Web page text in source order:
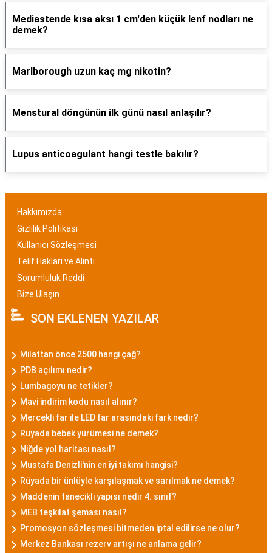
Mediastende kısa aksı 1 cm'den küçük lenf nodları ne
demek?
Marlborough uzun kaç mg nikotin?
Menstural döngünün ilk günü nasıl anlaşılır?
Lupus anticoagulant hangi testle bakılır?
Hakkımızda
Gizlilik Politikası
Kullanıcı Sözleşmesi
Telif Hakları ve Alıntı
Sorumluluk Reddi
Bize Ulaşın
SON EKLENEN YAZILAR
Milattan önce 2500 hangi çağ?
PDB açılımı nedir?
Lumbagoyu ne tetikler?
Mavi indirim kodu nasıl alınır?
Mercekli far ile LED far arasındaki fark nedir?
Rüyada bebek yürümesi ne demek?
Niğde yol haritası nasıl?
Mustafa Denizli'nin en iyi takımı hangisi?
Rüyada bir ünlüyle karşılaşmak ve sarılmak ne demek?
Maddenin tanecikli yapısı nedir 4. sınıf?
MEB teşkilat şeması nasıl?
Promosyon sözleşmesi bitmeden iptal edilirse ne olur?
Merkez Bankası rezerv artışı ne anlama gelir?